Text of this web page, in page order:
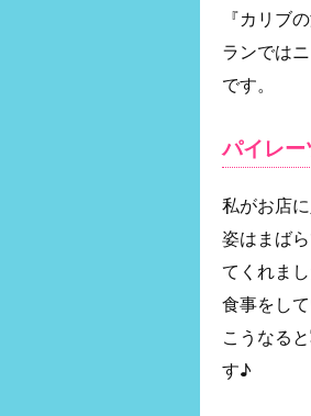
『カリブ
ランでは
です。
パイレ
私がお店
姿はまば
てくれまし
食事をし
こうなる
す♪